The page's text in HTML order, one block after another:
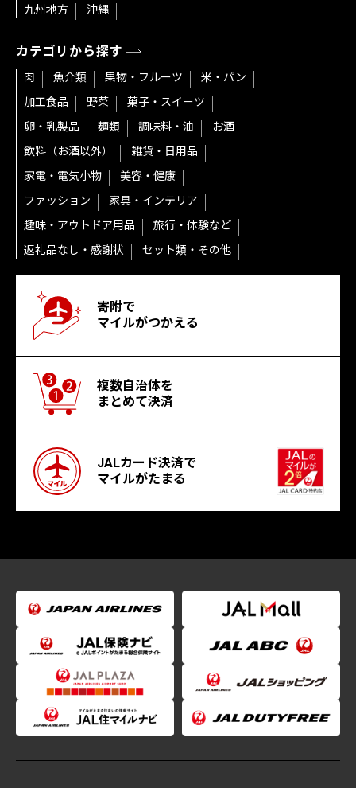
九州地方
沖縄
カテゴリから探す
肉 魚介類 果物・フルーツ
米・パン
加工食品
野菜
菓子・スイーツ
卵・乳製品
麺類 調味料・油
お酒
飲料（お酒以外）
雑貨・日用品
家電・電気小物
美容・健康
ファッション
家具・インテリア
趣味・アウトドア用品
旅行・体験など
返礼品なし・感謝状
セット類・その他
寄附で
マイルがつかえる
複数自治体を
まとめて決済
JALカード決済で
マイルがたまる